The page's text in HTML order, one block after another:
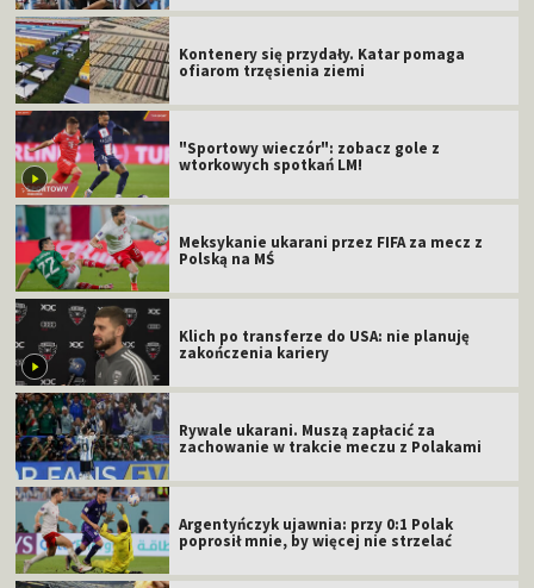
Kontenery się przydały. Katar pomaga
ofiarom trzęsienia ziemi
"Sportowy wieczór": zobacz gole z
wtorkowych spotkań LM!
Meksykanie ukarani przez FIFA za mecz z
Polską na MŚ
Klich po transferze do USA: nie planuję
zakończenia kariery
Rywale ukarani. Muszą zapłacić za
zachowanie w trakcie meczu z Polakami
Argentyńczyk ujawnia: przy 0:1 Polak
poprosił mnie, by więcej nie strzelać